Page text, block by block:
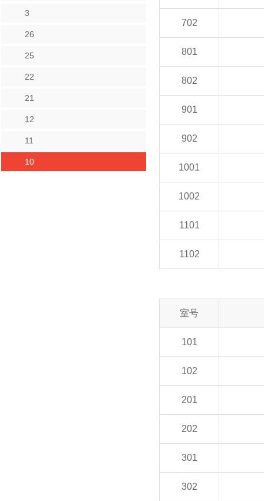
3
26
25
22
21
12
11
10
702
801
802
901
902
1001
1002
1101
1102
室号
101
102
201
202
301
302